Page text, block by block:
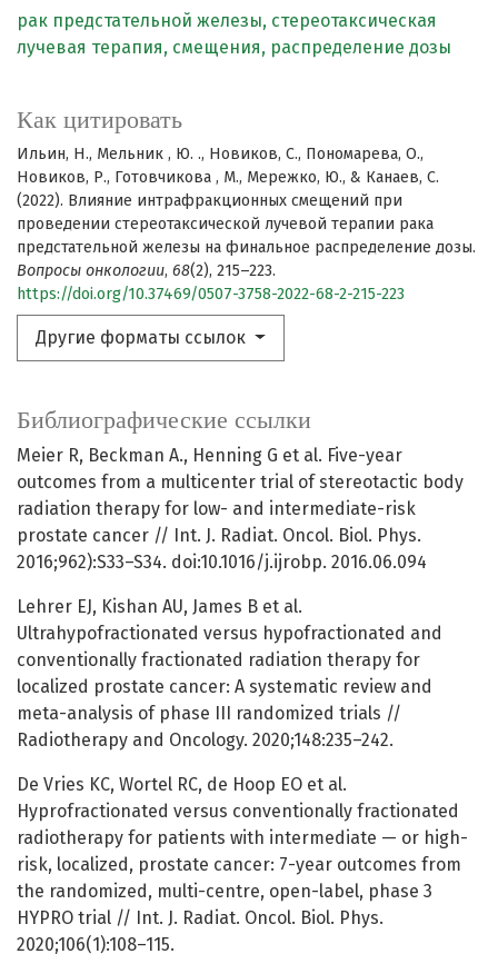
рак предстательной железы, стереотаксическая
лучевая терапия, смещения, распределение дозы
Как цитировать
Ильин, Н., Мельник , Ю. ., Новиков, С., Пономарева, О.,
Новиков, Р., Готовчикова , М., Мережко, Ю., & Канаев, С.
(2022). Влияние интрафракционных смещений при
проведении стереотаксической лучевой терапии рака
предстательной железы на финальное распределение дозы.
Вопросы онкологии, 68(2), 215–223.
https://doi.org/10.37469/0507-3758-2022-68-2-215-223
Другие форматы ссылок
Библиографические ссылки
Meier R, Beckman A., Henning G et al. Five-year
outcomes from a multicenter trial of stereotactic body
radiation therapy for low- and intermediate-risk
prostate cancer // Int. J. Radiat. Oncol. Biol. Phys.
2016;962):S33–S34. doi:10.1016/j.ijrobp. 2016.06.094
Lehrer EJ, Kishan AU, James B et al.
Ultrahypofractionated versus hypofractionated and
conventionally fractionated radiation therapy for
localized prostate cancer: A systematic review and
meta-analysis of phase III randomized trials //
Radiotherapy and Oncology. 2020;148:235–242.
De Vries KC, Wortel RC, de Hoop EO et al.
Hyprofractionated versus conventionally fractionated
radiotherapy for patients with intermediate — or high-
risk, localized, prostate cancer: 7-year outcomes from
the randomized, multi-centre, open-label, phase 3
HYPRO trial // Int. J. Radiat. Oncol. Biol. Phys.
2020;106(1):108–115.